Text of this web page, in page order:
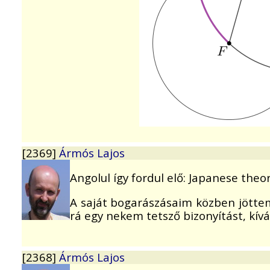
[2369] Ármós Lajos
Angolul így fordul elő: Japanese
A saját bogarászásaim közben
rá egy nekem tetsző bizonyítást,
[2368] Ármós Lajos